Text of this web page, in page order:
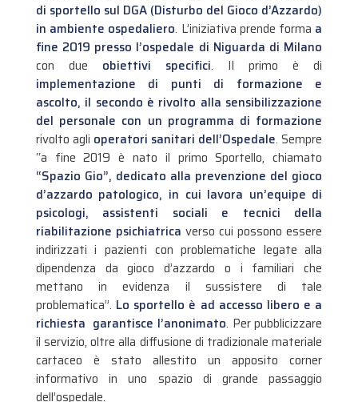
di sportello sul DGA (Disturbo del Gioco d’Azzardo)
in ambiente ospedaliero. L’iniziativa prende forma a
fine 2019 presso l’ospedale di Niguarda di Milano
con due obiettivi specifici. Il primo è di
implementazione di punti di formazione e
ascolto, il secondo è rivolto alla sensibilizzazione
del personale con un programma di formazione
rivolto agli operatori sanitari dell’Ospedale. Sempre
“a fine 2019 è nato il primo Sportello, chiamato
“Spazio Gio”, dedicato alla prevenzione del gioco
d’azzardo patologico, in cui lavora un’equipe di
psicologi, assistenti sociali e tecnici della
riabilitazione psichiatrica verso cui possono essere
indirizzati i pazienti con problematiche legate alla
dipendenza da gioco d’azzardo o i familiari che
mettano in evidenza il sussistere di tale
problematica”. Lo sportello è ad accesso libero e a
richiesta garantisce l’anonimato. Per pubblicizzare
il servizio, oltre alla diffusione di tradizionale materiale
cartaceo è stato allestito un apposito corner
informativo in uno spazio di grande passaggio
dell’ospedale.